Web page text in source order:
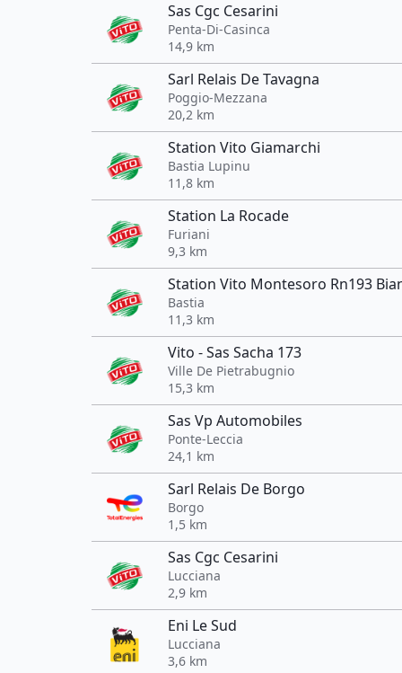
Sas Cgc Cesarini
Penta-Di-Casinca
14,9 km
Sarl Relais De Tavagna
Poggio-Mezzana
20,2 km
Station Vito Giamarchi
Bastia Lupinu
11,8 km
Station La Rocade
Furiani
9,3 km
Station Vito Montesoro Rn193
Bastia
11,3 km
Vito - Sas Sacha 173
Ville De Pietrabugnio
15,3 km
Sas Vp Automobiles
Ponte-Leccia
24,1 km
Sarl Relais De Borgo
Borgo
1,5 km
Sas Cgc Cesarini
Lucciana
2,9 km
Eni Le Sud
Lucciana
3,6 km